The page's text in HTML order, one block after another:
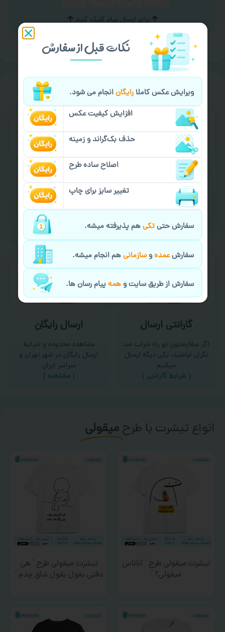
برای ارسال پیام کلیک کنید
خیالت راحت ازسفارش گیری
سفارش گیری آنلاین
امکان سفارش از طریق چت و
سایت با پشتیبانی آنلاین
( تماس با ما‌)
چاپ عمده و فوری
برای درخواست خدمات چاپ
عمده و فوری با ما تماس
بگیرید
تماس با ما)
گارانتی ارسال
اگر سفارشتون تو راه خراب شد
نگران نباشید، یکی دیگه ارسال
میکنیم
( شرایط گارانتی )
ارسال رایگان
مشاهده محدوده و شرایط
ارسال رایگان در شهر تهران و
سراسر ایران
(مشاهده )
انواع تیشرت با طرحمیقولی
تیشرت میقولی طرح ‘ آناناس
میقولی؟ ‘
تیشرت میقولی طرح ‘ هی
دفتی بقول بقول شاق چدم ‘
نکات قبل از سفارش
ویرایش عکس کاملارایگانانجام می شود.
افزایش کیفیت عکس
حذف بک‌گراند و زمینه
اصلاح ساده طرح
تغییر سایز برای چاپ
سفارش حتیتکیهم پذیرفته میشه.
سفارشعمدهوسازمانیهم انجام میشه.
سفارش از طریق سایت وهمهپیام رسان ها.